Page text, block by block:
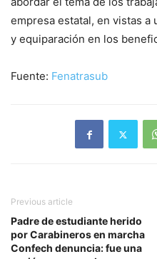
empresa estatal, en vistas
y equiparación en los
Fuente: Fenatrasub
Previous article
Padre de estudiante herido
por Carabineros en marcha
Confech denuncia: fue una